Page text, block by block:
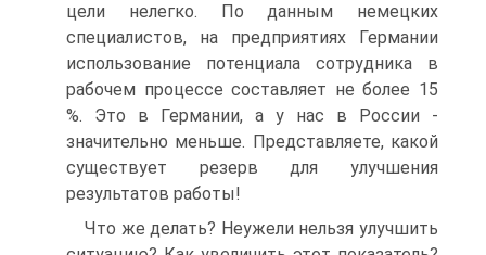
цели нелегко. По данным немецких
специалистов, на предприятиях Германии
использование потенциала сотрудника в
рабочем процессе составляет не более 15
%. Это в Германии, а у нас в России -
значительно меньше. Представляете, какой
существует резерв для улучшения
результатов работы!
Что же делать? Неужели нельзя улучшить